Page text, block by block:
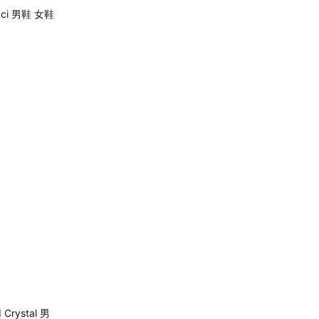
男鞋 女鞋
Crystal 男